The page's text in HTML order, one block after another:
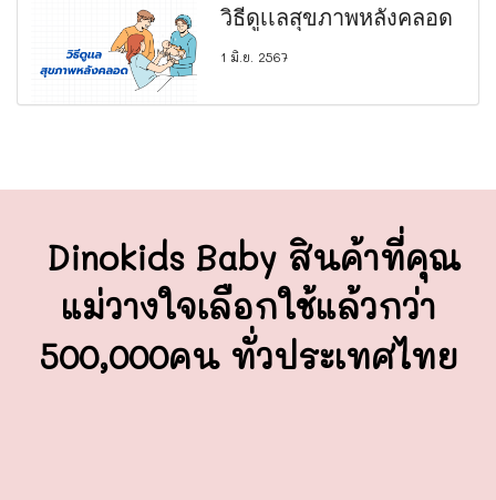
วิธีดูเเลสุขภาพหลังคลอด
1 มิ.ย. 2567
Dinokids Baby สินค้าที่คุณ
แม่วางใจเลือกใช้แล้วกว่า
500,000คน ทั่วประเทศไทย